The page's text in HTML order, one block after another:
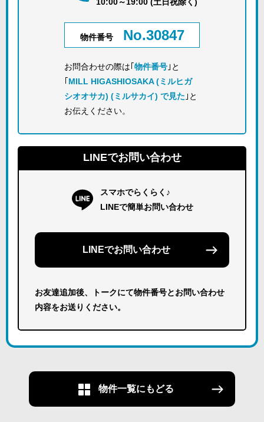
物件番号 No.30847
お問合わせの際は｢ 物件番号 ｣と
MILL HIGASHIOSAKA (ミルヒガ
シオオサカ) (ミルサカイ) で見た ｣と
お伝えください。
LINEでお問い合わせ
スマホでらくらく♪
LINEで簡単お問い合わせ
LINEでお問い合わせ
お友達追加後、トークにて物件番号とお問い合わせ
内容をお送りください。
物件一覧にもどる